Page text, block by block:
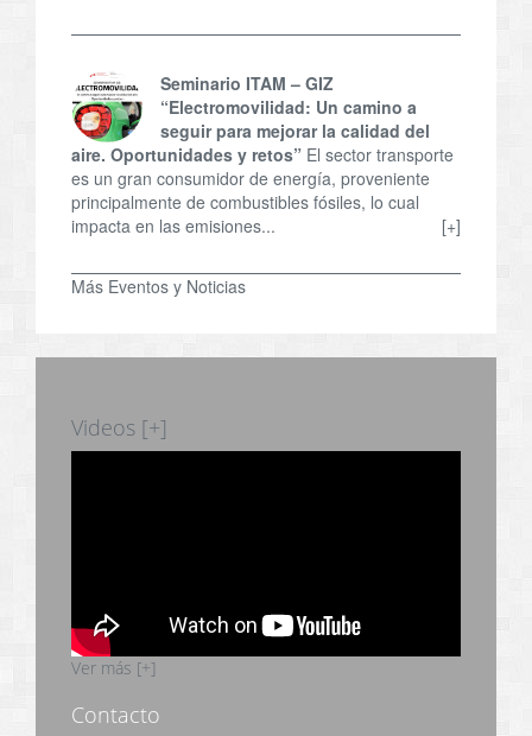
Seminario ITAM – GIZ
“Electromovilidad: Un camino a
seguir para mejorar la calidad del
aire. Oportunidades y retos” El sector transporte
es un gran consumidor de energía, proveniente
principalmente de combustibles fósiles, lo cual
impacta en las emisiones...
[+]
Más Eventos y Noticias
Videos [+]
Ver más [+]
Contacto